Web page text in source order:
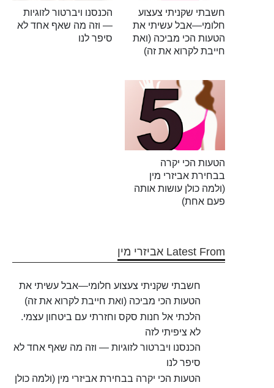
חשבתי שקניתי צעצוע
חלומי—אבל עשיתי את
הטעות הכי מביכה (ואת
חייבת לקרוא את זה)
הכנסנו ויברטור לזוגיות
— וזה מה שאף אחד לא
סיפר לנו
הטעות הכי יקרה
בבחירת אביזרי מין
(ולמה כולן עושות אותה
פעם אחת)
Latest From אביזרי מין
חשבתי שקניתי צעצוע חלומי—אבל עשיתי את
הטעות הכי מביכה (ואת חייבת לקרוא את זה)
הלכתי אל חנות סקס וחזרתי עם ביטחון עצמי.
לא ציפיתי לזה
הכנסנו ויברטור לזוגיות — וזה מה שאף אחד לא
סיפר לנו
הטעות הכי יקרה בבחירת אביזרי מין (ולמה כולן